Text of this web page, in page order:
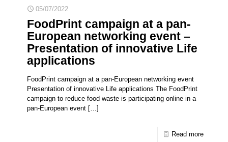
05/07/2022
FoodPrint campaign at a pan-
European networking event –
Presentation of innovative Life
applications
FoodPrint campaign at a pan-European networking event
Presentation of innovative Life applications The FoodPrint
campaign to reduce food waste is participating online in a
pan-European event […]
Read more